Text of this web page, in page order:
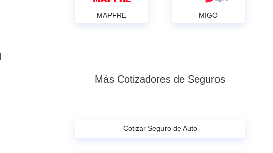
MAPFRE MIGO
Más Cotizadores de Seguros
Cotizar Seguro de Auto